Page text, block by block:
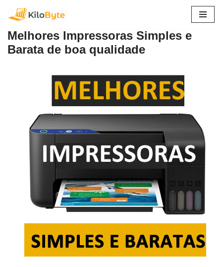
para
o
Melhores Impressoras Simples e
Barata de boa qualidade